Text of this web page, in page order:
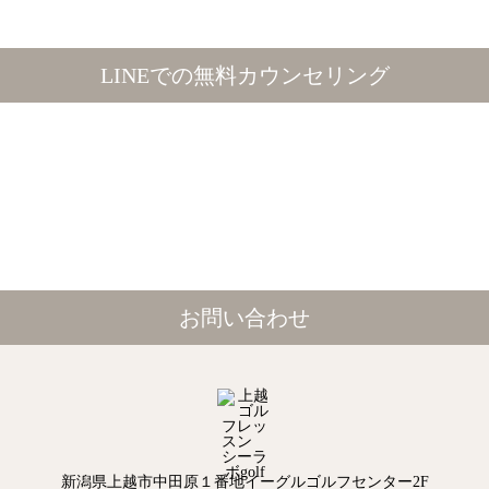
LINEでの無料カウンセリング
お問い合わせ
新潟県上越市中田原１番地イーグルゴルフセンター2F